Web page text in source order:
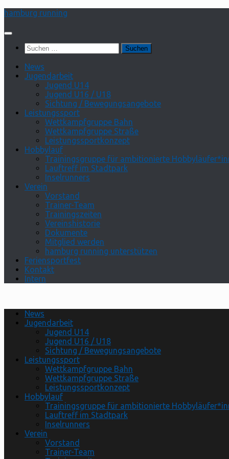
Zum
springen
hamburg running
Suchen
nach:
News
Jugendarbeit
Jugend U14
Jugend U16 / U18
Sichtung / Bewegungsangebote
Leistungssport
Wettkampfgruppe Bahn
Wettkampfgruppe Straße
Leistungssportkonzept
Hobbylauf
Trainingsgruppe für ambitionierte
Lauftreff im Stadtpark
Inselrunners
Verein
Vorstand
Trainer-Team
Trainingszeiten
Vereinshistorie
Dokumente
Mitglied werden
hamburg running unterstützen
Feriensportfest
Kontakt
Intern
News
Jugendarbeit
Jugend U14
Jugend U16 / U18
Sichtung / Bewegungsangebote
Leistungssport
Wettkampfgruppe Bahn
Wettkampfgruppe Straße
Leistungssportkonzept
Hobbylauf
Trainingsgruppe für ambitionierte
Lauftreff im Stadtpark
Inselrunners
Verein
Vorstand
Trainer-Team